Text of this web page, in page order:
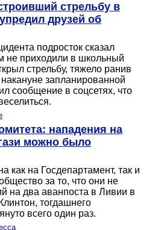
стрельбу в
друзей об
подросток сказал
не приходили в школьный
стрельбу, тяжело ранив
запланированной
сообщение в соцсетях, что
нападения на
можно было
как на Госдепартамент, так и
за то, что они не
на два аванпоста в Ливии в
тогдашнего
всего один раз.